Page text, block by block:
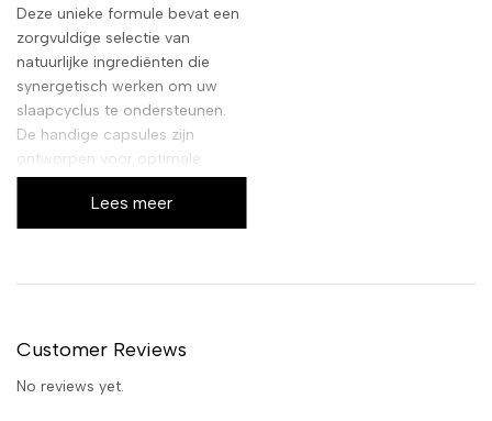
Deze unieke formule bevat een
zorgvuldige selectie van
natuurlijke ingrediënten die
synergetisch werken om uw
slaapcyclus te ondersteunen.
De handige capsules zijn
ontworpen voor optimale
opname, wat zorgt voor een
effectieve werking wanneer u
het het meest nodig heeft.
Lees meer
Customer Reviews
No reviews yet.